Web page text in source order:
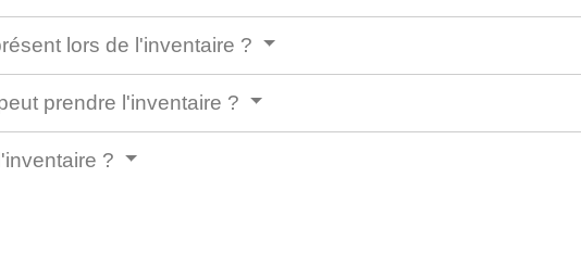
lors de l'inventaire ?
prendre l'inventaire ?
?